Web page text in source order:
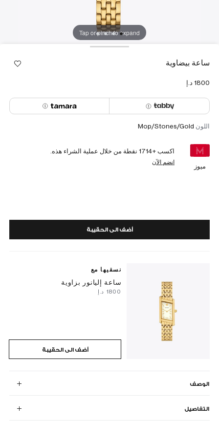
Tap or pinch to expand
ساعة بيضاوية
اللون Mop/Stones/Gold
ميوز
اكسب +1714 نقطة من خلال عملية الشراء هذه.
انضم الآن
أضف الى الحقيبة
نسقيها مع
ساعة إليانور بزاوية
أضف الى الحقيبة
الوصف
التفاصيل